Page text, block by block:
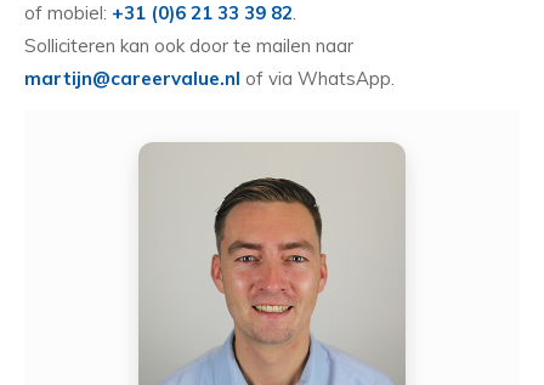
of mobiel: +31 (0)6 21 33 39 82.
Solliciteren kan ook door te mailen naar
martijn@careervalue.nl of via WhatsApp.